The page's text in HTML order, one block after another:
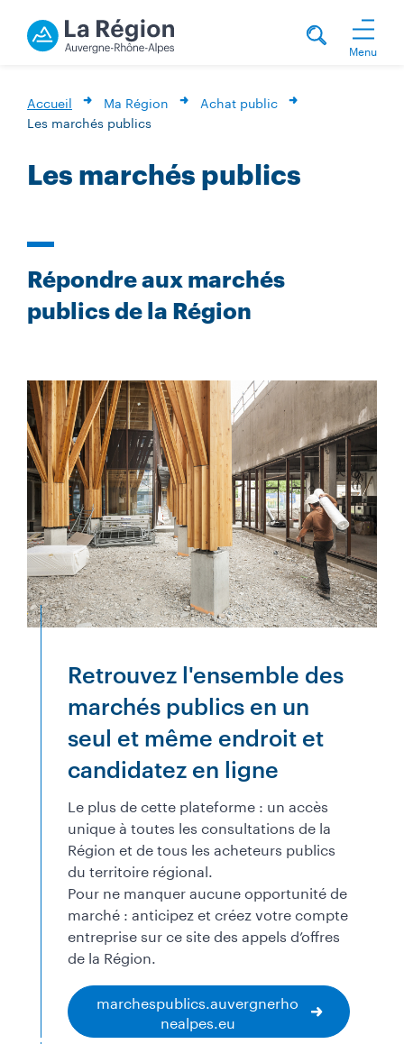
Menu
Accueil Ma Région
Achat public
Les marchés publics
Les marchés publics
Répondre aux marchés
publics de la Région
Retrouvez l'ensemble des
marchés publics en un
seul et même endroit et
candidatez en ligne
Le plus de cette plateforme : un accès
unique à toutes les consultations de la
Région et de tous les acheteurs publics
du territoire régional.
Pour ne manquer aucune opportunité de
marché : anticipez et créez votre compte
entreprise sur ce site des appels d’offres
de la Région.
marchespublics.auvergnerho
nealpes.eu